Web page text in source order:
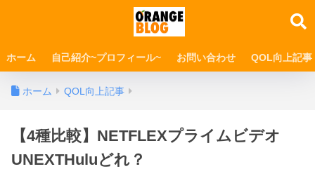
ホーム 自己紹介~プロフィール~ お問い合わせ QOL向上記事
ホーム QOL向上記事
【4種比較】NETFLEXプライムビデオ
UNEXTHuluどれ？